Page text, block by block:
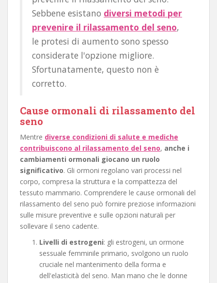
Sebbene esistano diversi metodi per
prevenire il rilassamento del seno,
le protesi di aumento sono spesso
considerate l'opzione migliore.
Sfortunatamente, questo non è
corretto.
Cause ormonali di rilassamento del
seno
Mentre diverse condizioni di salute e mediche
contribuiscono al rilassamento del seno, anche i
cambiamenti ormonali giocano un ruolo
significativo. Gli ormoni regolano vari processi nel
corpo, compresa la struttura e la compattezza del
tessuto mammario. Comprendere le cause ormonali del
rilassamento del seno può fornire preziose informazioni
sulle misure preventive e sulle opzioni naturali per
sollevare il seno cadente.
Livelli di estrogeni: gli estrogeni, un ormone
sessuale femminile primario, svolgono un ruolo
cruciale nel mantenimento della forma e
dell'elasticità del seno. Man mano che le donne